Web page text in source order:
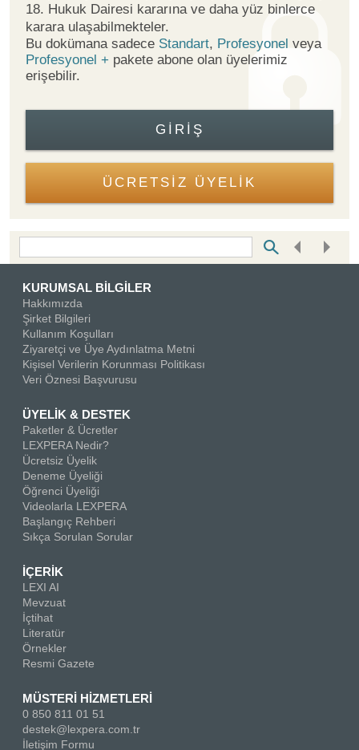
18. Hukuk Dairesi kararına ve daha yüz binlerce
karara ulaşabilmekteler.
Bu dokümana sadece Standart, Profesyonel veya
Profesyonel + pakete abone olan üyelerimiz
erişebilir.
GIRIŞ
ÜCRETSİZ ÜYELİK
KURUMSAL BİLGİLER
Hakkımızda
Şirket Bilgileri
Kullanım Koşulları
Ziyaretçi ve Üye Aydınlatma Metni
Kişisel Verilerin Korunması Politikası
Veri Öznesi Başvurusu
ÜYELİK & DESTEK
Paketler & Ücretler
LEXPERA Nedir?
Ücretsiz Üyelik
Deneme Üyeliği
Öğrenci Üyeliği
Videolarla LEXPERA
Başlangıç Rehberi
Sıkça Sorulan Sorular
İÇERİK
LEXI AI
Mevzuat
İçtihat
Literatür
Örnekler
Resmi Gazete
MÜSTERİ HİZMETLERİ
0 850 811 01 51
destek@lexpera.com.tr
İletişim Formu